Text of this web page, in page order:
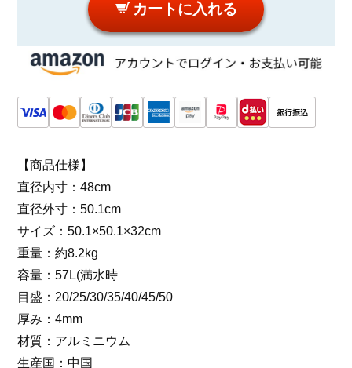
カートに入れる
【商品仕様】
直径内寸：48cm
直径外寸：50.1cm
サイズ：50.1×50.1×32cm
重量：約8.2kg
容量：57L(満水時
目盛：20/25/30/35/40/45/50
厚み：4mm
材質：アルミニウム
生産国：中国